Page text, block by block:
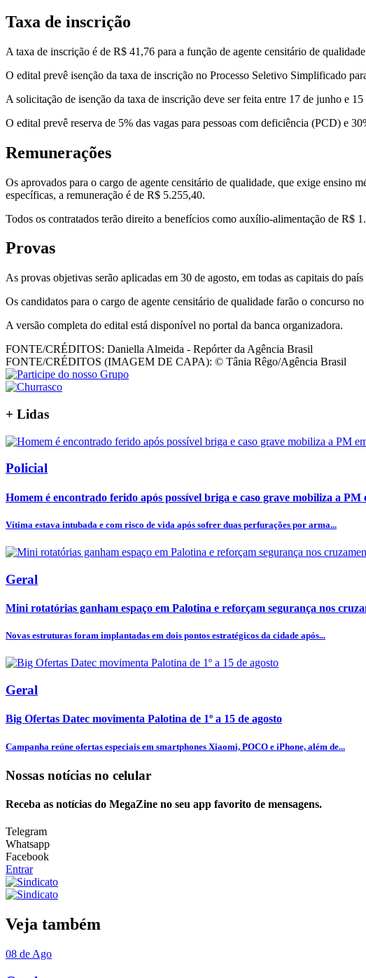
Taxa de inscrição
A taxa de inscrição é de R$ 41,76 para a função de agente censitário de
O edital prevê isenção da taxa de inscrição no Processo Seletivo Simplificado
A solicitação de isenção da taxa de inscrição deve ser feita entre 17 de junho e
O edital prevê reserva de 5% das vagas para pessoas com deficiência (PCD) e
Remunerações
Os aprovados para o cargo de agente censitário de qualidade, que exige ensino
específicas, a remuneração é de R$ 5.255,40.
Todos os contratados terão direito a benefícios como auxílio-alimentação de R$
Provas
As provas objetivas serão aplicadas em 30 de agosto, em todas as capitais do
Os candidatos para o cargo de agente censitário de qualidade farão o concurso
A versão completa do edital está disponível no portal da banca organizadora.
FONTE/CRÉDITOS: Daniella Almeida - Repórter da Agência Brasil
FONTE/CRÉDITOS (IMAGEM DE CAPA): © Tânia Rêgo/Agência Brasil
+ Lidas
Policial
Homem é encontrado ferido após possível briga e caso grave mobiliza a PM
Vítima estava intubada e com risco de vida após sofrer duas perfurações por arma...
Geral
Mini rotatórias ganham espaço em Palotina e reforçam segurança nos
Novas estruturas foram implantadas em dois pontos estratégicos da cidade após...
Geral
Big Ofertas Datec movimenta Palotina de 1º a 15 de agosto
Campanha reúne ofertas especiais em smartphones Xiaomi, POCO e iPhone, além de...
Nossas notícias no celular
Receba as notícias do MegaZine no seu app favorito de mensagens.
Telegram
Whatsapp
Facebook
Entrar
Veja também
08 de Ago